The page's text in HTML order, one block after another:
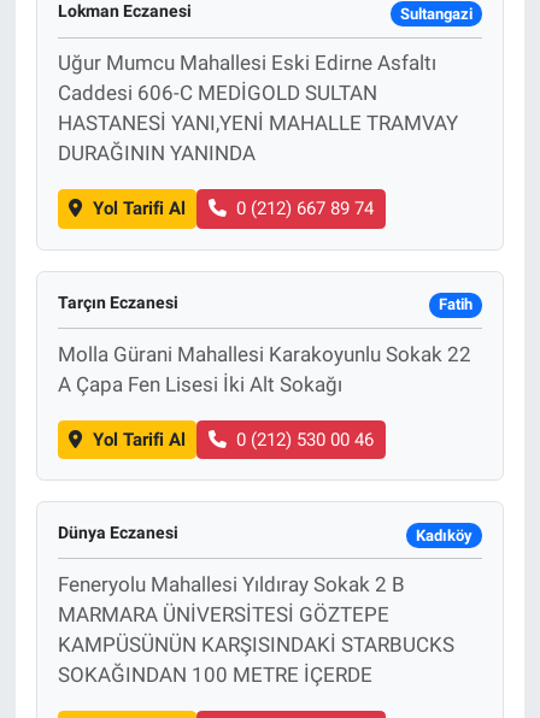
Lokman Eczanesi Sultangazi
Uğur Mumcu Mahallesi Eski Edirne Asfaltı
Caddesi 606-C MEDİGOLD SULTAN
HASTANESİ YANI,YENİ MAHALLE TRAMVAY
DURAĞININ YANINDA
Yol Tarifi Al 0 (212) 667 89 74
Tarçın Eczanesi Fatih
Molla Gürani Mahallesi Karakoyunlu Sokak 22
A Çapa Fen Lisesi İki Alt Sokağı
Yol Tarifi Al 0 (212) 530 00 46
Dünya Eczanesi Kadıköy
Feneryolu Mahallesi Yıldıray Sokak 2 B
MARMARA ÜNİVERSİTESİ GÖZTEPE
KAMPÜSÜNÜN KARŞISINDAKİ STARBUCKS
SOKAĞINDAN 100 METRE İÇERDE